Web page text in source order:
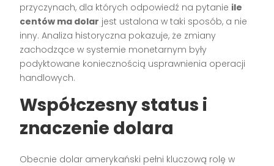
przyczynach, dla których odpowiedź na pytanie ile
centów ma dolar jest ustalona w taki sposób, a nie
inny. Analiza historyczna pokazuje, że zmiany
zachodzące w systemie monetarnym były
podyktowane koniecznością usprawnienia operacji
handlowych.
Współczesny status i
znaczenie dolara
Obecnie dolar amerykański pełni kluczową rolę w